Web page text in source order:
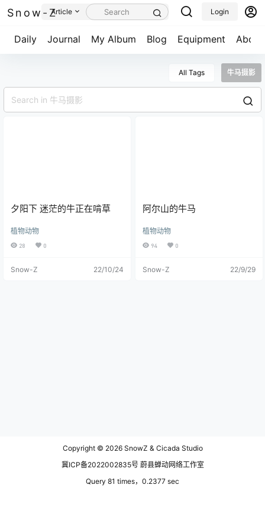
Snow-Z
Daily Journal My Album Blog Equipment About
Article Login
All Tags 牛马摄影
夕阳下 迷茫的牛正在啃草
植物动物
28 0
Snow-Z 22/10/24
阿尔山的牛马
植物动物
94 0
Snow-Z 22/9/29
Copyright © 2026SnowZ & Cicada Studio
冀ICP备2022002835号 蔚县蝉动网络工作室
Query 81 times，0.2377 sec